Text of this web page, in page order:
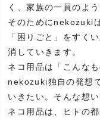
く、家族の一員のよ
そのためにnekozuki
「困りごと」をすく
消していきます。
ネコ用品は「こんな
nekozuki独自の発想
いきたい。そんな想
ネコ用品は、ヒトの